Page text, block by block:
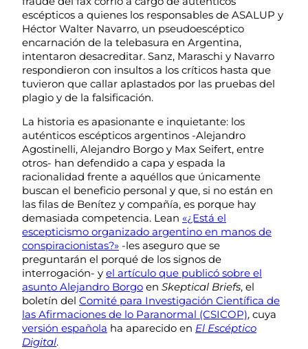
escépticos a quienes los responsables de ASALUP y
Héctor Walter Navarro, un pseudoescéptico
encarnación de la telebasura en Argentina,
intentaron desacreditar. Sanz, Maraschi y Navarro
respondieron con insultos a los críticos hasta que
tuvieron que callar aplastados por las pruebas del
plagio y de la falsificación.
La historia es apasionante e inquietante: los
auténticos escépticos argentinos -Alejandro
Agostinelli, Alejandro Borgo y Max Seifert, entre
otros- han defendido a capa y espada la
racionalidad frente a aquéllos que únicamente
buscan el beneficio personal y que, si no están en
las filas de Benítez y compañía, es porque hay
demasiada competencia. Lean «¿Está el
escepticismo organizado argentino en manos de
conspiracionistas?» -les aseguro que se
preguntarán el porqué de los signos de
interrogación- y el artículo que publicó sobre el
asunto Alejandro Borgo en Skeptical Briefs, el
boletín del Comité para Investigación Científica de
las Afirmaciones de lo Paranormal (CSICOP), cuya
versión española ha aparecido en El Escéptico
Digital.